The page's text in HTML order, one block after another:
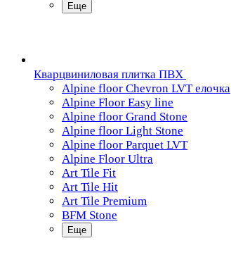
Еще
Кварцвиниловая плитка ПВХ
Alpine floor Chevron LVT елочка
Alpine Floor Easy line
Alpine floor Grand Stone
Alpine floor Light Stone
Alpine floor Parquet LVT
Alpine Floor Ultra
Art Tile Fit
Art Tile Hit
Art Tile Premium
BFM Stone
Еще